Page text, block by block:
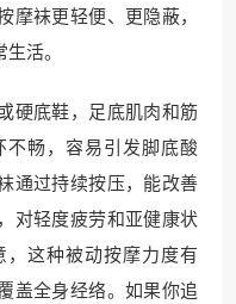
袜更轻便、更隐蔽，
活。
硬底鞋，足底肌肉和筋
畅，容易引发脚底酸
通过持续按压，能改善
对轻度疲劳和亚健康状
这种被动按摩力度有
盖全身经络。如果你追